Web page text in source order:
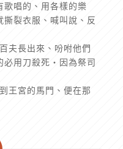
唱的、用各樣的樂
裂衣服、喊叫說、反
夫長出來、吩咐他們
必用刀殺死‧因為祭司
王宮的馬門、便在那